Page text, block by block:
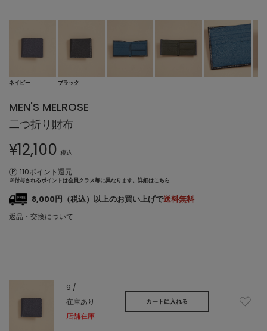
ネイビー ブラック
MEN'S MELROSE
二つ折り財布
¥12,100 税込
110ポイント還元
※付与されるポイントは会員クラス毎に異なります。 詳細はこちら
8,000円（税込）以上のお買い上げで送料無料
返品・交換について
9 /
在庫あり
店舗在庫
カートに入れる